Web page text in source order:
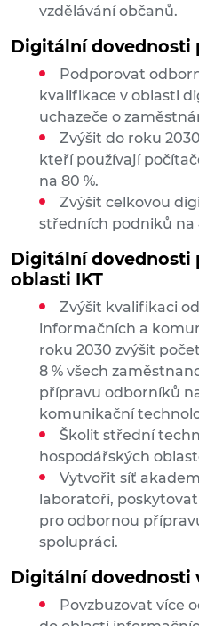
vzdělávání občanů.
Digitální dovednosti
Podporovat
kvalifikace v oblasti
uchazeče o
Zvýšit do roku
kteří používají
na 80 %.
Zvýšit celkovou
středních podniků na
Digitální dovednosti
oblasti IKT
Zvýšit kvalifikaci
informačních a
roku 2030 zvýšit
8 % všech
přípravu odborníků
komunikační
Školit střední
hospodářských
Vytvořit síť
laboratoří,
pro odbornou
spolupráci.
Digitální dovednosti
Povzbuzovat více